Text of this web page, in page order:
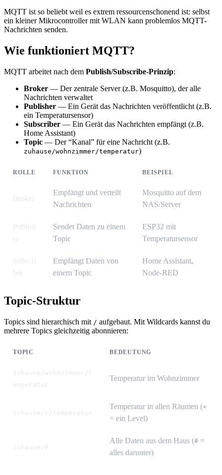
MQTT ist so beliebt weil es extrem ressourcenschonend ist: selbst
ein kleiner Mikrocontroller mit WLAN kann problemlos MQTT-
Nachrichten senden.
Wie funktioniert MQTT?
MQTT arbeitet nach dem Publish/Subscribe-Prinzip:
Broker — Der zentrale Server (z.B. Mosquitto), der alle
Nachrichten verwaltet
Publisher — Ein Gerät das Nachrichten veröffentlicht (z.B.
ein Temperatursensor)
Subscriber — Ein Gerät das Nachrichten empfängt (z.B.
Home Assistant)
Topic — Der “Kanal” für eine Nachricht (z.B.
zuhause/wohnzimmer/temperatur)
ROLLE FUNKTION BEISPIEL
Broker
Empfängt und verteilt
Nachrichten
Mosquitto auf dem
NAS/Server
Publish
er
Sendet Daten zu einem
Topic
ESP32 mit
Temperatursensor
Subscri
ber
Empfängt Daten von
einem Topic
Home Assistant,
Node-RED
Topic-Struktur
Topics sind hierarchisch mit / aufgebaut. Mit Wildcards kannst du
mehrere Topics gleichzeitig abonnieren:
TOPIC BEDEUTUNG
zuhause/wohnzimmer/t
emperatur
Temperatur im Wohnzimmer
zuhause/+/temperatur
Temperatur in allen Räumen (+
= ein Level)
zuhause/#
Alle Daten aus dem Haus (# =
alles darunter)